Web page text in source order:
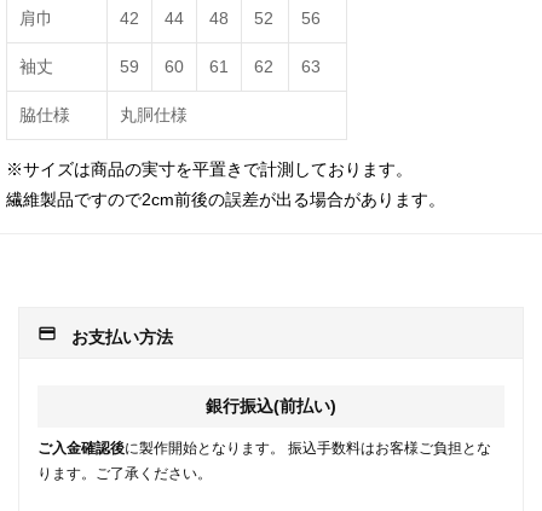
肩巾 42 44 48 52 56
袖丈 59 60 61 62 63
脇仕様 丸胴仕様
※サイズは商品の実寸を平置きで計測しております。
繊維製品ですので2cm前後の誤差が出る場合があります。
payment お支払い方法
銀行振込(前払い)
ご入金確認後に製作開始となります。 振込手数料はお客様ご負担とな
ります。ご了承ください。